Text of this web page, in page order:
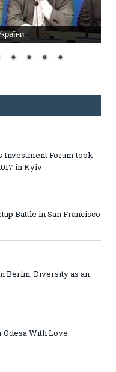
Investment Forum took
in Kyiv
Battle in San Francisco
Berlin: Diversity as an
With Love